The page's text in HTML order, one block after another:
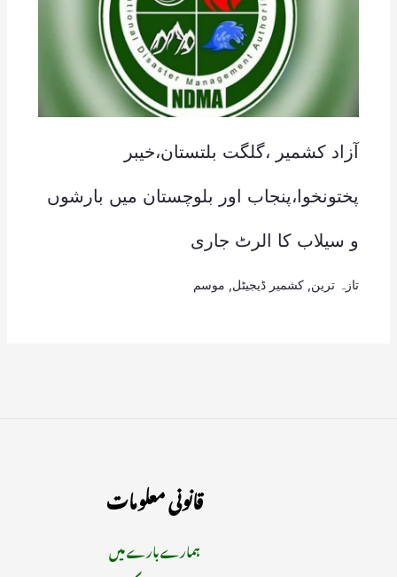
آزاد کشمیر ،گلگت بلتستان،خیبر
پختونخوا،پنجاب اور بلوچستان میں بارشوں
و سیلاب کا الرٹ جاری
تازہ ترین کشمیر ڈیجیٹل موسم
قانونی معلومات
ہمارے بارے میں